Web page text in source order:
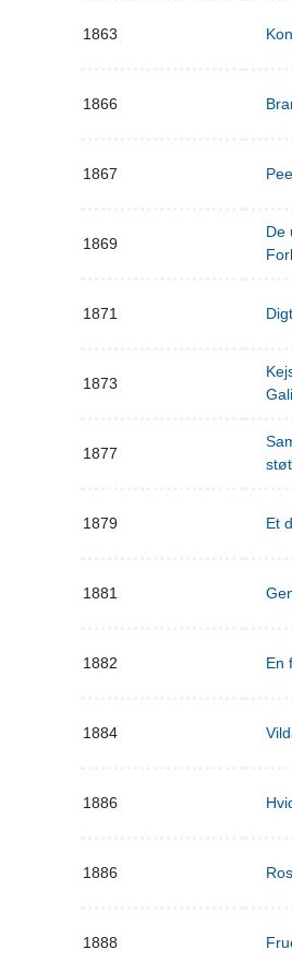
1863
1866
1867
1869
De
1871
1873
1877
1879 Et
1881
1882 En
1884
1886
1886
1888